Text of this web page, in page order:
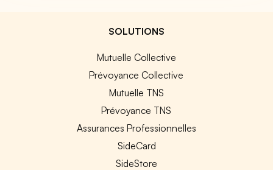
SOLUTIONS
Mutuelle Collective
Prévoyance Collective
Mutuelle TNS
Prévoyance TNS
Assurances Professionnelles
SideCard
SideStore